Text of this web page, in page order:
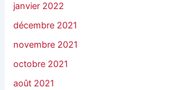
janvier 2022
décembre 2021
novembre 2021
octobre 2021
août 2021